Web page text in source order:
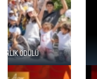
HAYDARPAŞA VE